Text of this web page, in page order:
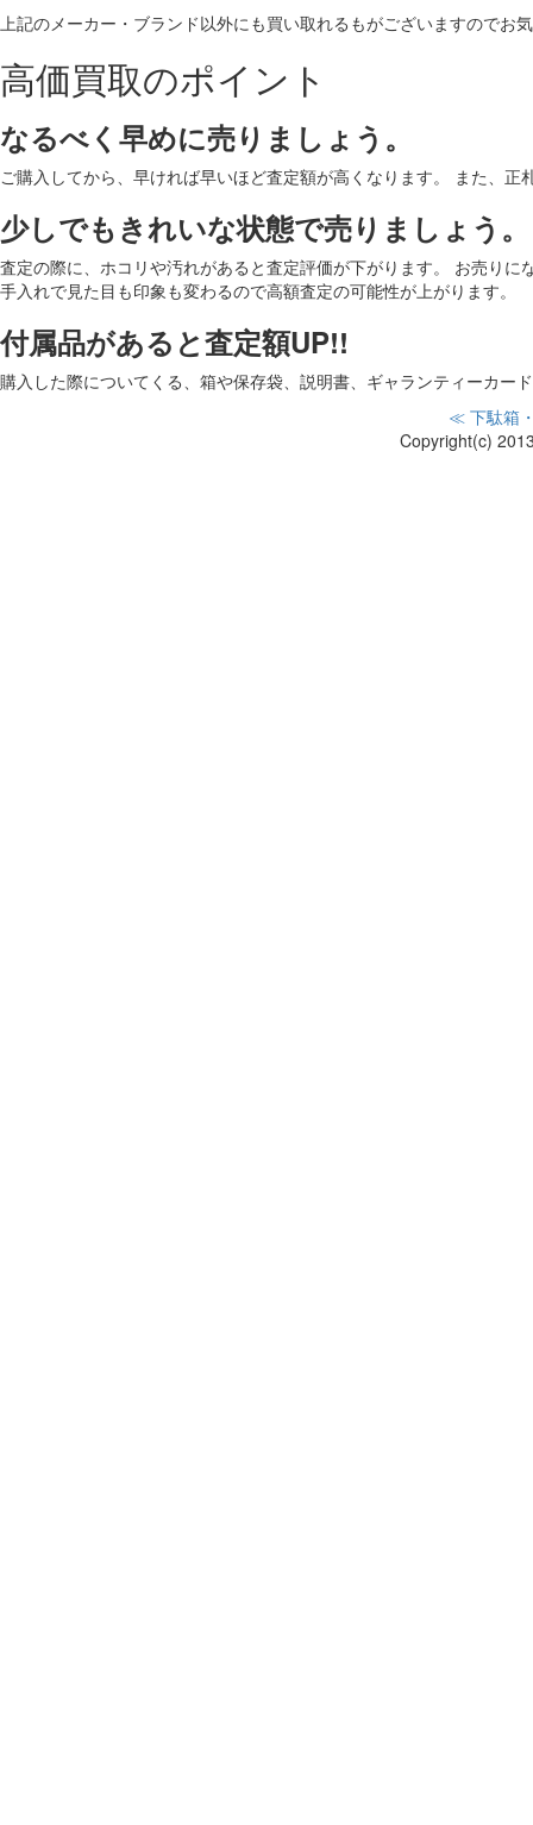
上記のメーカー・ブランド以外にも買い取れるもがございますのでお
高価買取のポイント
なるべく早めに売りましょう。
ご購入してから、早ければ早いほど査定額が高くなります。 また、
少しでもきれいな状態で売りましょう。
査定の際に、ホコリや汚れがあると査定評価が下がります。 お売り
手入れで見た目も印象も変わるので高額査定の可能性が上がります。
付属品があると査定額UP!!
購入した際についてくる、箱や保存袋、説明書、ギャランティーカー
≪ 下駄箱
Copyright(c)